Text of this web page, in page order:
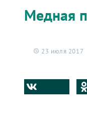
Медная
23 июля 2017